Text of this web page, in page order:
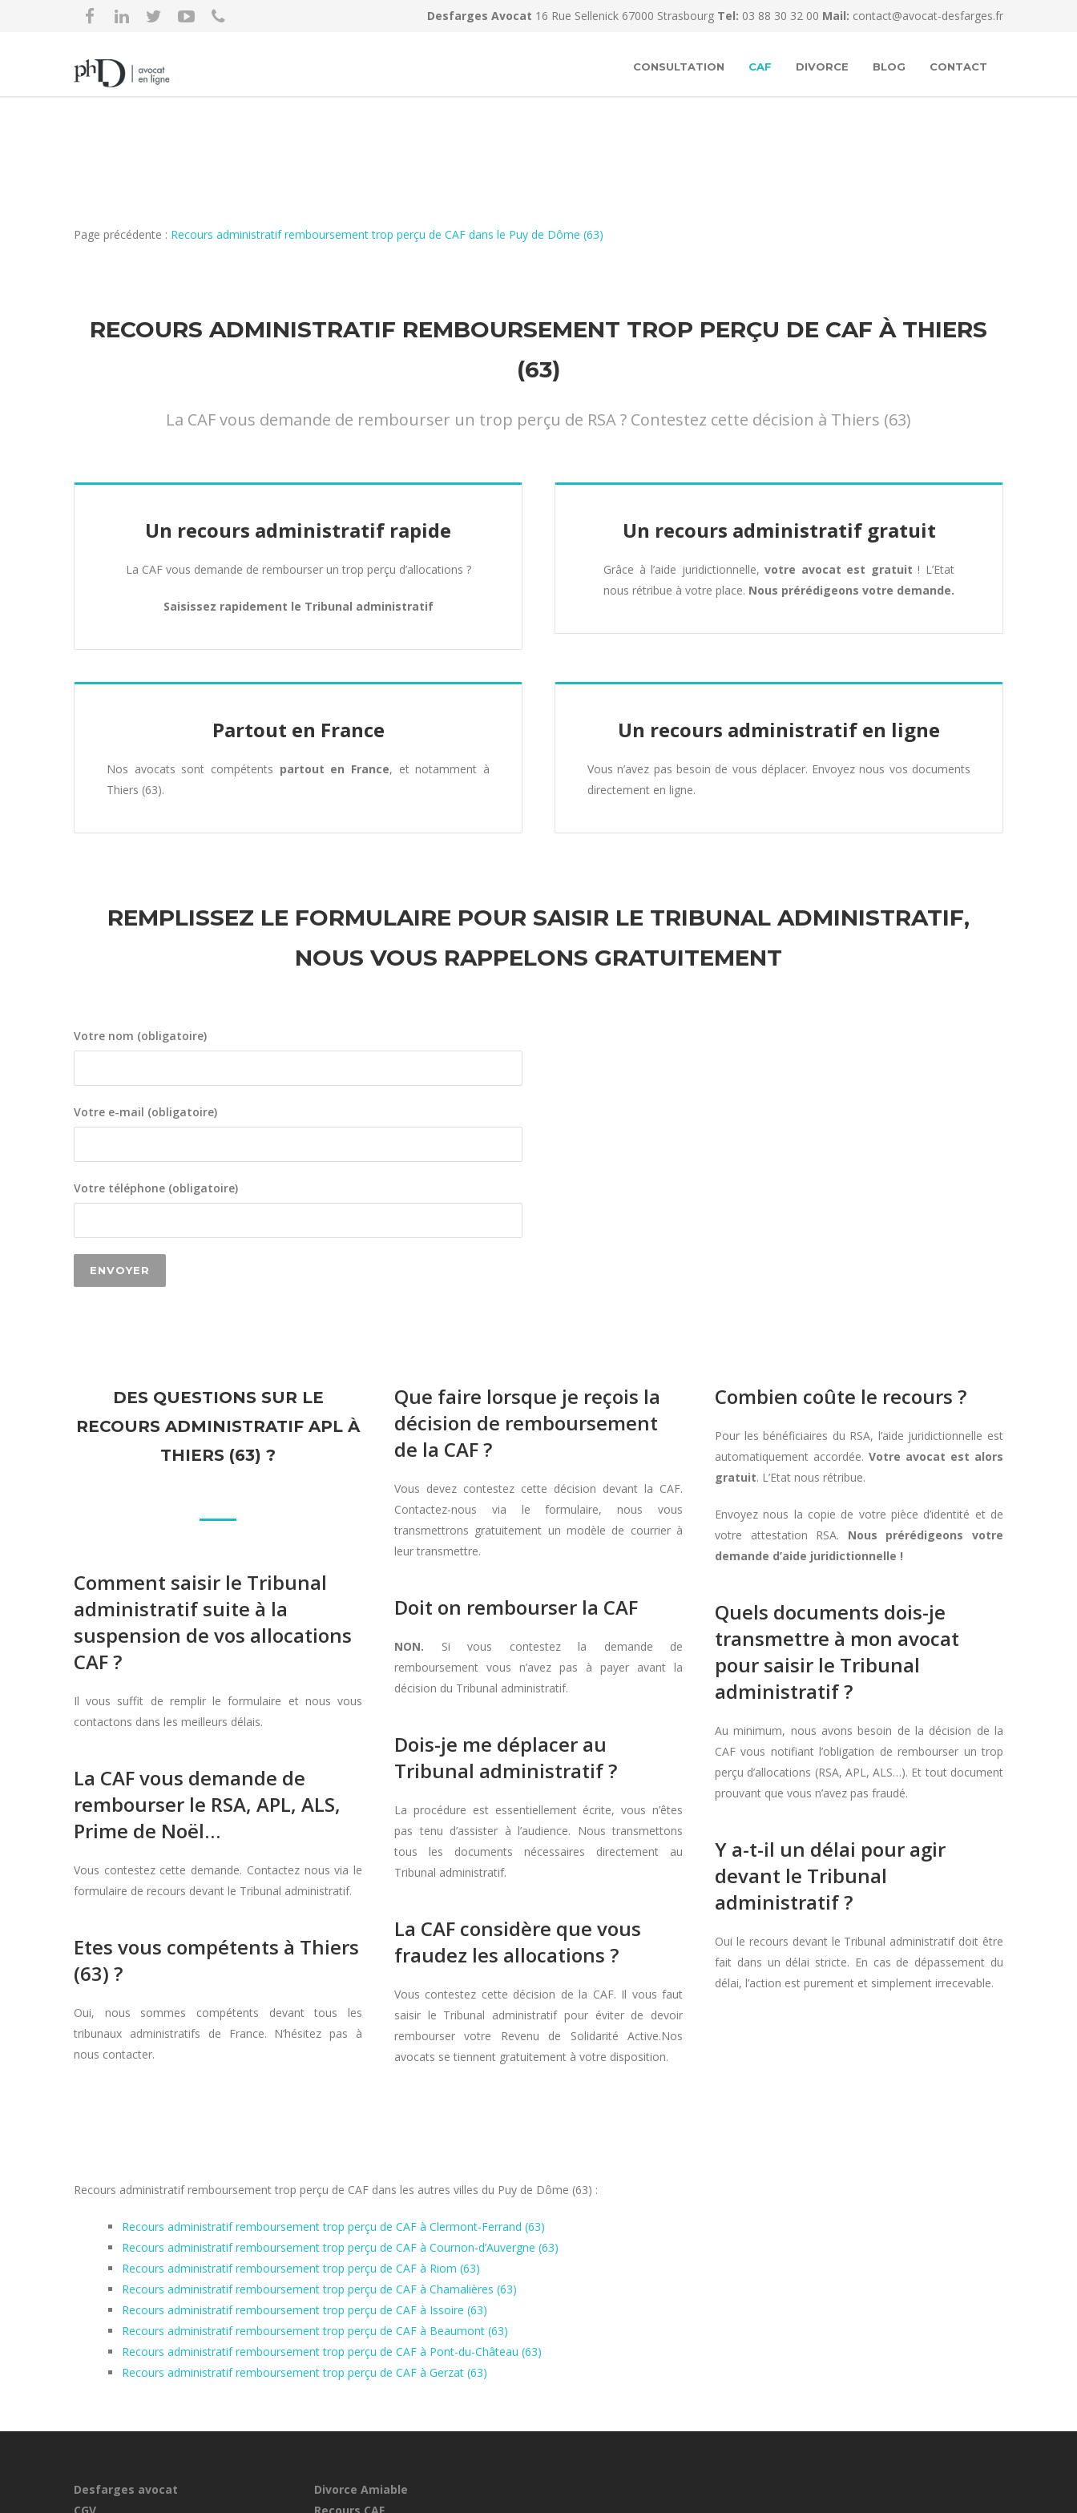
Desfarges Avocat 16 Rue Sellenick 67000 Strasbourg Tel: 03 88 30 32 00 Mail: contact@avocat-desfarges.fr
CONSULTATION CAF DIVORCE BLOG CONTACT
Page précédente : Recours administratif remboursement trop perçu de CAF dans le Puy de Dôme (63)
RECOURS ADMINISTRATIF REMBOURSEMENT TROP PERÇU DE CAF À THIERS
(63)
La CAF vous demande de rembourser un trop perçu de RSA ? Contestez cette décision à Thiers (63)
Un recours administratif rapide
La CAF vous demande de rembourser un trop perçu d’allocations ?
Saisissez rapidement le Tribunal administratif
Un recours administratif gratuit
Grâce à l’aide juridictionnelle,votre avocat est gratuit ! L’Etat
nous rétribue à votre place. Nous prérédigeons votre demande.
Partout en France
Nos avocats sont compétents partout en France, et notamment à
Thiers (63).
Un recours administratif en ligne
Vous n’avez pas besoin de vous déplacer. Envoyez nous vos documents
directement en ligne.
REMPLISSEZ LE FORMULAIRE POUR SAISIR LE TRIBUNAL ADMINISTRATIF,
NOUS VOUS RAPPELONS GRATUITEMENT
Votre nom (obligatoire)
Votre e-mail (obligatoire)
Votre téléphone (obligatoire)
DES QUESTIONS SUR LE
RECOURS ADMINISTRATIF APL À
THIERS (63) ?
Comment saisir le Tribunal
administratif suite à la
suspension de vos allocations
CAF ?
Il vous suffit de remplir le formulaire et nous vous
contactons dans les meilleurs délais.
La CAF vous demande de
rembourser le RSA, APL, ALS,
Prime de Noël…
Vous contestez cette demande. Contactez nous via le
formulaire de recours devant le Tribunal administratif.
Etes vous compétents à Thiers
(63) ?
Oui, nous sommes compétents devant tous les
tribunaux administratifs de France. N’hésitez pas à
nous contacter.
Que faire lorsque je reçois la
décision de remboursement
de la CAF ?
Vous devez contestez cette décision devant la CAF.
Contactez-nous via le formulaire, nous vous
transmettrons gratuitement un modèle de courrier à
leur transmettre.
Doit on rembourser la CAF
NON. Si vous contestez la demande de
remboursement vous n’avez pas à payer avant la
décision du Tribunal administratif.
Dois-je me déplacer au
Tribunal administratif ?
La procédure est essentiellement écrite, vous n’êtes
pas tenu d’assister à l’audience. Nous transmettons
tous les documents nécessaires directement au
Tribunal administratif.
La CAF considère que vous
fraudez les allocations ?
Vous contestez cette décision de la CAF. Il vous faut
saisir le Tribunal administratif pour éviter de devoir
rembourser votre Revenu de Solidarité Active.Nos
avocats se tiennent gratuitement à votre disposition.
Combien coûte le recours ?
Pour les bénéficiaires du RSA, l’aide juridictionnelle est
automatiquement accordée. Votre avocat est alors
gratuit. L’Etat nous rétribue.
Envoyez nous la copie de votre pièce d’identité et de
votre attestation RSA. Nous prérédigeons votre
demande d’aide juridictionnelle !
Quels documents dois-je
transmettre à mon avocat
pour saisir le Tribunal
administratif ?
Au minimum, nous avons besoin de la décision de la
CAF vous notifiant l’obligation de rembourser un trop
perçu d’allocations (RSA, APL, ALS…). Et tout document
prouvant que vous n’avez pas fraudé.
Y a-t-il un délai pour agir
devant le Tribunal
administratif ?
Oui le recours devant le Tribunal administratif doit être
fait dans un délai stricte. En cas de dépassement du
délai, l’action est purement et simplement irrecevable.
Recours administratif remboursement trop perçu de CAF dans les autres villes du Puy de Dôme (63) :
Recours administratif remboursement trop perçu de CAF à Clermont-Ferrand (63)
Recours administratif remboursement trop perçu de CAF à Cournon-d’Auvergne (63)
Recours administratif remboursement trop perçu de CAF à Riom (63)
Recours administratif remboursement trop perçu de CAF à Chamalières (63)
Recours administratif remboursement trop perçu de CAF à Issoire (63)
Recours administratif remboursement trop perçu de CAF à Beaumont (63)
Recours administratif remboursement trop perçu de CAF à Pont-du-Château (63)
Recours administratif remboursement trop perçu de CAF à Gerzat (63)
Desfarges avocat
Divorce Amiable